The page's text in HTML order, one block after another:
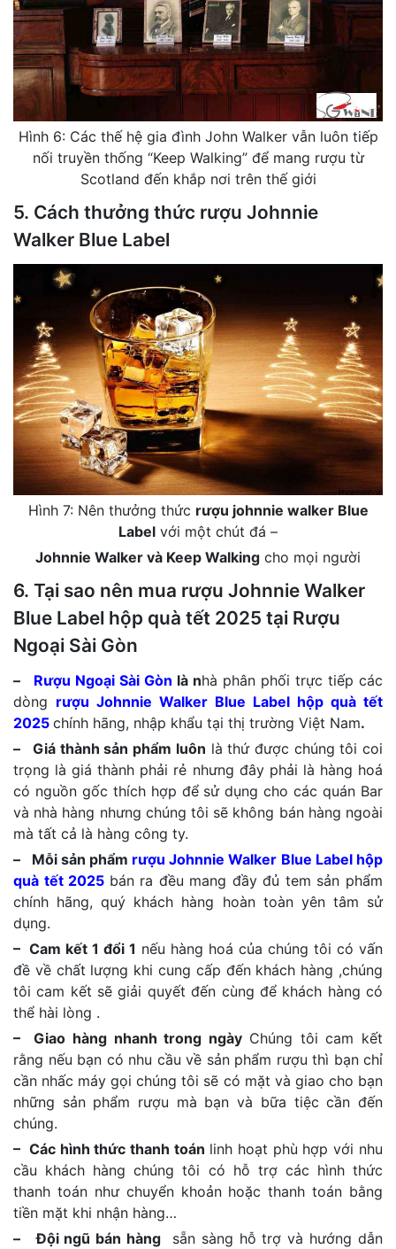
Hình 6: Các thế hệ gia đình John Walker vẫn luôn tiếp
nối truyền thống “Keep Walking” để mang rượu từ
Scotland đến khắp nơi trên thế giới
5. Cách thưởng thức rượu Johnnie
Walker Blue Label
Hình 7: Nên thưởng thức rượu johnnie walker Blue
Label với một chút đá –
Johnnie Walker và Keep Walking cho mọi người
6. Tại sao nên mua rượu Johnnie Walker
Blue Label hộp quà tết 2025 tại Rượu
Ngoại Sài Gòn
– Rượu Ngoại Sài Gòn là nhà phân phối trực tiếp các
dòng rượu Johnnie Walker Blue Label hộp quà tết
2025 chính hãng, nhập khẩu tại thị trường Việt Nam.
– Giá thành sản phẩm luôn là thứ được chúng tôi coi
trọng là giá thành phải rẻ nhưng đây phải là hàng hoá
có nguồn gốc thích hợp để sử dụng cho các quán Bar
và nhà hàng nhưng chúng tôi sẽ không bán hàng ngoài
mà tất cả là hàng công ty.
– Mỗi sản phẩm rượu Johnnie Walker Blue Label hộp
quà tết 2025 bán ra đều mang đầy đủ tem sản phẩm
chính hãng, quý khách hàng hoàn toàn yên tâm sử
dụng.
– Cam kết 1 đổi 1 nếu hàng hoá của chúng tôi có vấn
đề về chất lượng khi cung cấp đến khách hàng ,chúng
tôi cam kết sẽ giải quyết đến cùng để khách hàng có
thể hài lòng .
– Giao hàng nhanh trong ngày Chúng tôi cam kết
rằng nếu bạn có nhu cầu về sản phẩm rượu thì bạn chỉ
cần nhấc máy gọi chúng tôi sẽ có mặt và giao cho bạn
những sản phẩm rượu mà bạn và bữa tiệc cần đến
chúng.
– Các hình thức thanh toán linh hoạt phù hợp với nhu
cầu khách hàng chúng tôi có hỗ trợ các hình thức
thanh toán như chuyển khoản hoặc thanh toán bằng
tiền mặt khi nhận hàng…
– Đội ngũ bán hàng
sẵn sàng hỗ trợ và hướng dẫn